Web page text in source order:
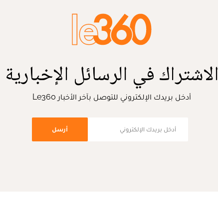
الاشتراك في الرسائل الإخبارية
أدخل بريدك الإلكتروني للتوصل بآخر الأخبار Le360
أرسل